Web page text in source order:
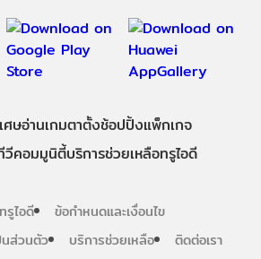
ศษอ่านเกมตาตั้งช้อปปิ้งแพ็กเกจ
วีคอมมูนิตี้บริการช่วยเหลือทรูไอดี
รูไอดี
ข้อกำหนดและเงื่อนไข
นส่วนตัว
บริการช่วยเหลือ ติดต่อเรา